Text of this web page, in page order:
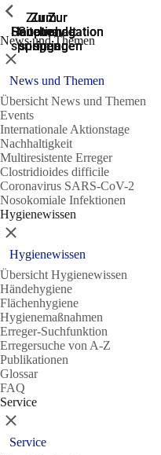
Zur
Suche
springen
Zur
Hauptnavigation
springen
Zur
Hauptnavigation
springen
Zum
Hauptinhalt
springen
Zum
Seitenende
springen
News und Themen
Zeige vorherige
Schließen
News und Themen
Übersicht News und Themen
Events
Internationale Aktionstage
Nachhaltigkeit
Multiresistente Erreger
Clostridioides difficile
Coronavirus SARS-CoV-2
Nosokomiale Infektionen
Hygienewissen
Zeige vorherige
Schließen
Hygienewissen
Übersicht Hygienewissen
Händehygiene
Flächenhygiene
Hygienemaßnahmen
Erreger-Suchfunktion
Erregersuche von A-Z
Publikationen
Glossar
FAQ
Service
Zeige vorherige
Schließen
Service